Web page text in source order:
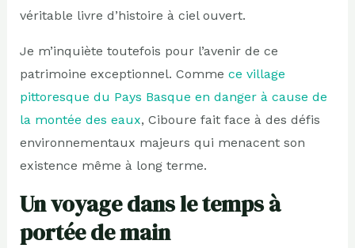
véritable livre d’histoire à ciel ouvert.
Je m’inquiète toutefois pour l’avenir de ce
patrimoine exceptionnel. Comme ce village
pittoresque du Pays Basque en danger à cause de
la montée des eaux, Ciboure fait face à des défis
environnementaux majeurs qui menacent son
existence même à long terme.
Un voyage dans le temps à
portée de main